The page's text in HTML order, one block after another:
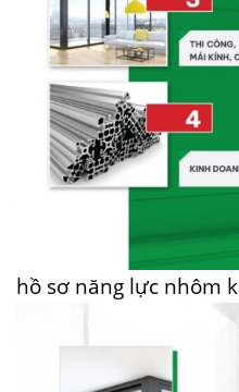
hồ sơ năng lực nhôm